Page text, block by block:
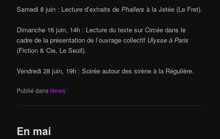
Samedi 8 juin : Lecture d’extraits dePhallers à la Jetée (Le Fret).
Dimanche 16 juin, 14h : Lecture du texte sur Circée dans le
cadre de la présentation de l’ouvrage collectif Ulysse à Paris
(Fiction & Cie, Le Seuil).
Vendredi 28 juin, 19h : Soirée autour des sirène à la Régulière.
Publié dansNews
En mai